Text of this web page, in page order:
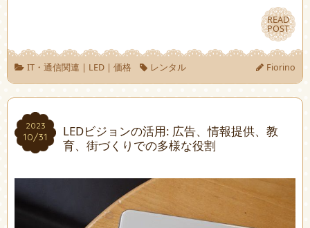
READ
POST
READ
POST
IT・通信関連 | LED| 価格 レンタル Fiorino
2023
10/31
2023
10/31
LEDビジョンの活用: 広告、情報提供、教
育、街づくりでの多様な役割